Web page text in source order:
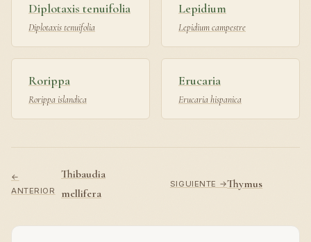
Diplotaxis tenuifolia
Diplotaxis tenuifolia
Lepidium
Lepidium campestre
Rorippa
Rorippa islandica
Erucaria
Erucaria hispanica
←
ANTERIOR
Thibaudia
mellifera
SIGUIENTE →Thymus